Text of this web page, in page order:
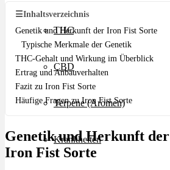
THC
CBD
Terpene (Aromen)
Krankheiten
☰Inhaltsverzeichnis
Genetik und Herkunft der Iron Fist Sorte
Typische Merkmale der Genetik
THC-Gehalt und Wirkung im Überblick
Ertrag und Anbauverhalten
Fazit zu Iron Fist Sorte
Häufige Fragen zu Iron Fist Sorte
Genetik und Herkunft der
Iron Fist Sorte